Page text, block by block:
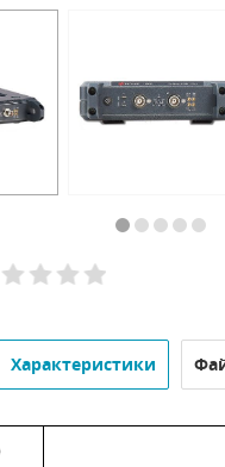
Характеристики